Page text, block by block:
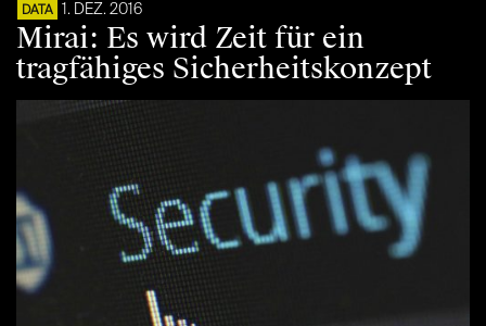
DATA 1. DEZ. 2016
Mirai: Es wird Zeit für ein
tragfähiges Sicherheitskonzept